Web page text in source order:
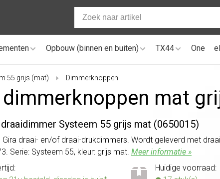
Opbouw (binnen en buiten) TX44 One
55 grijs (mat) Dimmerknoppen
dimmerknoppen mat
Systeem 55 grijs mat (0650015)
draai- en/of draai-drukdimmers. Wordt geleverd met
Serie: Systeem 55, kleur: grijs mat. Meer informatie »
Huidige voorraad: